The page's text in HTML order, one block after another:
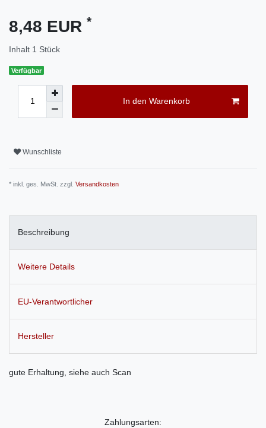
8,48 EUR *
Inhalt 1 Stück
Verfügbar
In den Warenkorb
Wunschliste
* inkl. ges. MwSt. zzgl. Versandkosten
Beschreibung
Weitere Details
EU-Verantwortlicher
Hersteller
gute Erhaltung, siehe auch Scan
Zahlungsarten: